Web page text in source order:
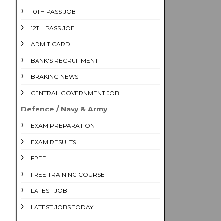
10TH PASS JOB
12TH PASS JOB
ADMIT CARD
BANK'S RECRUITMENT
BRAKING NEWS
CENTRAL GOVERNMENT JOB
Defence / Navy & Army
EXAM PREPARATION
EXAM RESULTS
FREE
FREE TRAINING COURSE
LATEST JOB
LATEST JOBS TODAY